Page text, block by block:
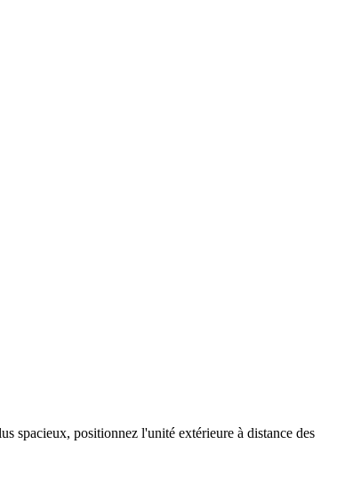
spacieux, positionnez l'unité extérieure à distance des